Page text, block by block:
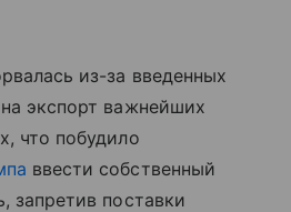
из-за введенных
экспорт важнейших
что побудило
ввести собственный
запретив поставки